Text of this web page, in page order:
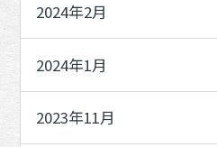
2024年2月
2024年1月
2023年11月